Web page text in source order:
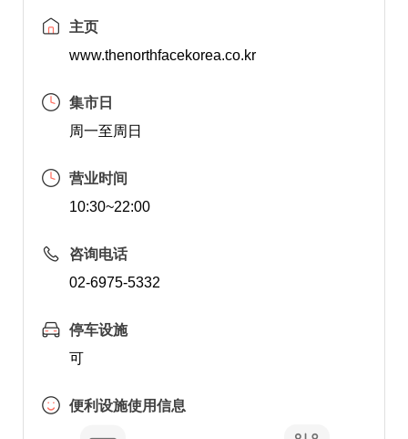
主页
www.thenorthfacekorea.co.kr
集市日
周一至周日
营业时间
10:30~22:00
咨询电话
02-6975-5332
停车设施
可
便利设施使用信息